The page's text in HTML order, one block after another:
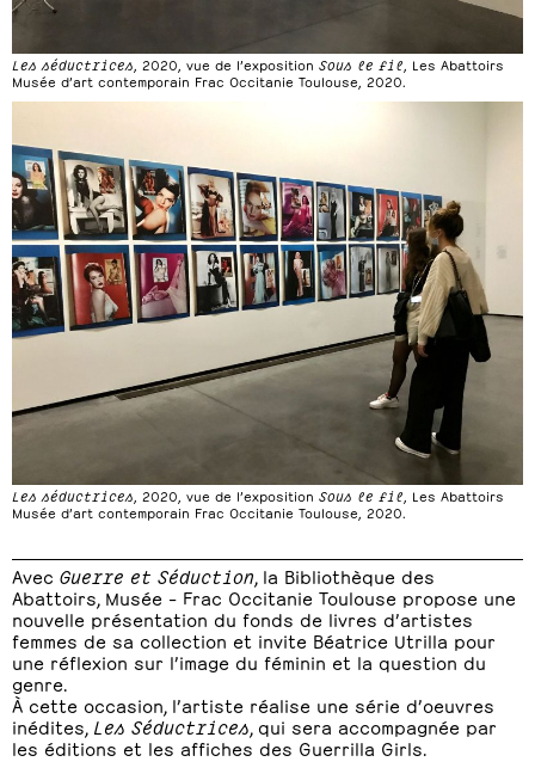
Avec Guerre et Séduction , la Bibliothèque des
Abattoirs, Musée – Frac Occitanie Toulouse propose une
nouvelle présentation du fonds de livres d’artistes
femmes de sa collection et invite Béatrice Utrilla pour
une réflexion sur l’image du féminin et la question du
genre.
À cette occasion, l’artiste réalise une série d’oeuvres
inédites, Les Séductrices , qui sera accompagnée par
les éditions et les affiches des Guerrilla Girls.
Les séductrices, 2020, vue de l’exposition Sous le fil, Les Abattoirs
Musée d’art contemporain Frac Occitanie Toulouse, 2020.
Les séductrices, 2020, vue de l’exposition Sous le fil, Les Abattoirs
Musée d’art contemporain Frac Occitanie Toulouse, 2020.